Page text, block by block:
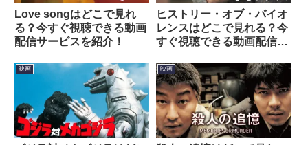
Love songはどこで見れ
る？今すぐ視聴できる動画
配信サービスを紹介！
ヒストリー・オブ・バイオ
レンスはどこで見れる？今
すぐ視聴できる動画配信サ
映画 映画